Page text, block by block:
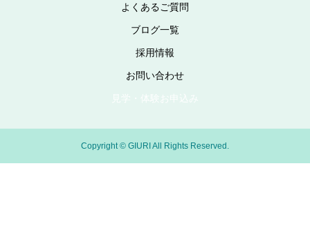
よくあるご質問
ブログ一覧
採用情報
お問い合わせ
見学・体験お申込み
Copyright © GIURI All Rights Reserved.